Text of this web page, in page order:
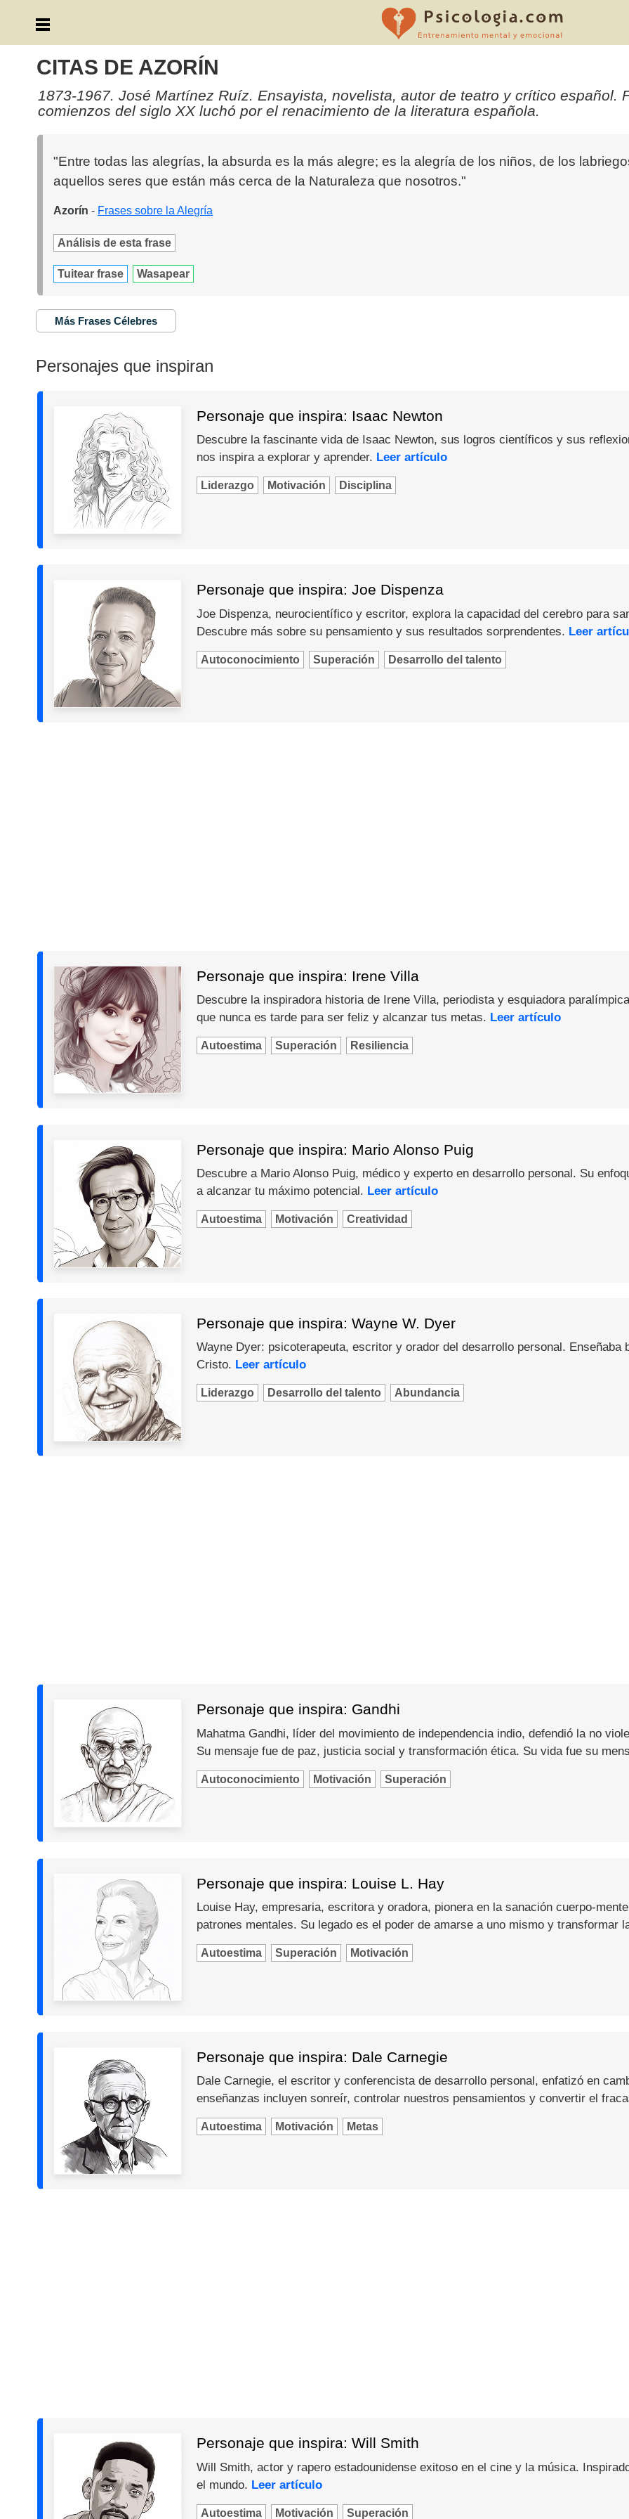
CITAS DE AZORÍN
1873-1967. José Martínez Ruíz. Ensayista, novelista, autor de teatro y crítico español.
comienzos del siglo XX luchó por el renacimiento de la literatura española.
"Entre todas las alegrías, la absurda es la más alegre; es la alegría de los niños, de los
aquellos seres que están más cerca de la Naturaleza que nosotros."
Azorín - Frases sobre la Alegría
Análisis de esta frase
Tuitear frase Wasapear
Más Frases Célebres
Personajes que inspiran
Personaje que inspira: Isaac Newton
Descubre la fascinante vida de Isaac Newton, sus logros científicos y sus
nos inspira a explorar y aprender. Leer artículo
Liderazgo Motivación Disciplina
Personaje que inspira: Joe Dispenza
Joe Dispenza, neurocientífico y escritor, explora la capacidad del cerebro para
Descubre más sobre su pensamiento y sus resultados sorprendentes. Leer
Autoconocimiento Superación Desarrollo del talento
Personaje que inspira: Irene Villa
Descubre la inspiradora historia de Irene Villa, periodista y esquiadora
que nunca es tarde para ser feliz y alcanzar tus metas. Leer artículo
Autoestima Superación Resiliencia
Personaje que inspira: Mario Alonso Puig
Descubre a Mario Alonso Puig, médico y experto en desarrollo personal. Su
a alcanzar tu máximo potencial. Leer artículo
Autoestima Motivación Creatividad
Personaje que inspira: Wayne W. Dyer
Wayne Dyer: psicoterapeuta, escritor y orador del desarrollo personal.
Cristo. Leer artículo
Liderazgo Desarrollo del talento Abundancia
Personaje que inspira: Gandhi
Mahatma Gandhi, líder del movimiento de independencia indio, defendió la no
Su mensaje fue de paz, justicia social y transformación ética. Su vida fue su
Autoconocimiento Motivación Superación
Personaje que inspira: Louise L. Hay
Louise Hay, empresaria, escritora y oradora, pionera en la sanación cuerpo-
patrones mentales. Su legado es el poder de amarse a uno mismo y transformar
Autoestima Superación Motivación
Personaje que inspira: Dale Carnegie
Dale Carnegie, el escritor y conferencista de desarrollo personal, enfatizó en
enseñanzas incluyen sonreír, controlar nuestros pensamientos y convertir el
Autoestima Motivación Metas
Personaje que inspira: Will Smith
Will Smith, actor y rapero estadounidense exitoso en el cine y la música.
el mundo. Leer artículo
Autoestima Motivación Superación